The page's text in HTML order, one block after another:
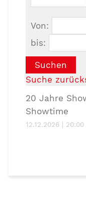
Von:
bis:
Suchen
Suche
20 Jahre
Showtime
12.12.2026 |